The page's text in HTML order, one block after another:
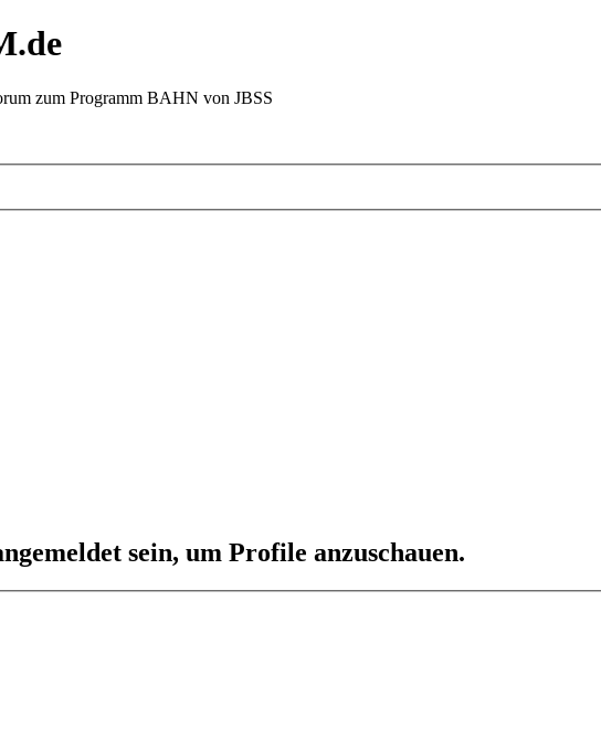
zum Programm BAHN von JBSS
sein, um Profile anzuschauen.